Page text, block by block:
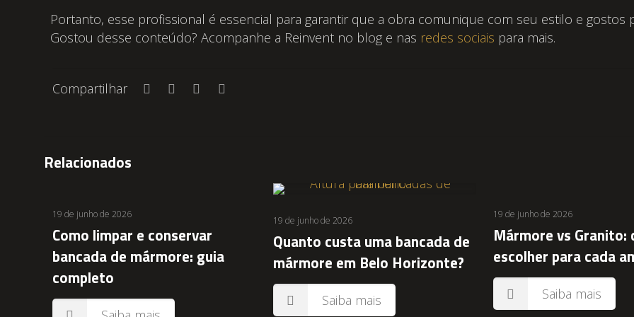
Portanto, esse profissional é essencial para garantir que a obra comunique com seu estilo e gostos
Gostou desse conteúdo? Acompanhe a Reinvent no blog e nas redes sociais para mais.
Compartilhar
Relacionados
19 de junho de 2026
Como limpar e conservar
bancada de mármore: guia
completo
19 de junho de 2026
Quanto custa uma bancada de
mármore em Belo Horizonte?
Saiba mais
19 de junho de 2026
Mármore vs Granito:
escolher para cada
Saiba mais